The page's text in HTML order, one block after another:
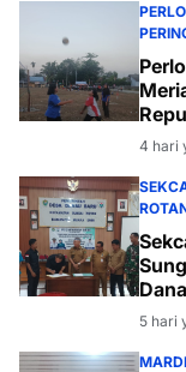
4 hari
5 hari